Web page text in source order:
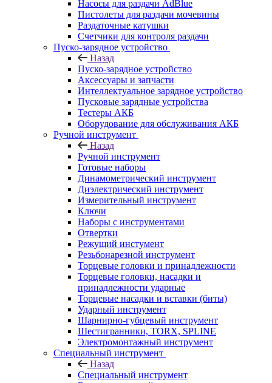
Насосы для раздачи AdBlue
Пистолеты для раздачи мочевины
Раздаточные катушки
Счетчики для контроля раздачи
Пуско-зарядное устройство
Назад
Пуско-зарядное устройство
Аксессуары и запчасти
Интеллектуальное зарядное устройство
Пусковые зарядные устройства
Тестеры АКБ
Оборудование для обслуживания АКБ
Ручной инструмент
Назад
Ручной инструмент
Готовые наборы
Динамометрический инструмент
Диэлектрический инструмент
Измерительный инструмент
Ключи
Наборы с инструментами
Отвертки
Режущий инстумент
Резьбонарезной инструмент
Торцевые головки и принадлежности
Торцевые головки, насадки и
принадлежности ударные
Торцевые насадки и вставки (биты)
Ударный инструмент
Шарнирно-губцевый инструмент
Шестигранники, TORX, SPLINE
Электромонтажный инструмент
Специальный инструмент
Назад
Специальный инструмент